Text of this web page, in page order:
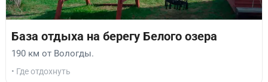
База отдыха на берегу Белого озера
190 км от Вологды.
• Где отдохнуть